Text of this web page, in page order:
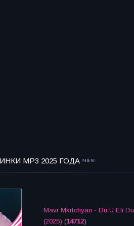
MP3 2025 ГОДА
Mavr Mkrtchyan - Du U Eli Du
(2025) (14712)